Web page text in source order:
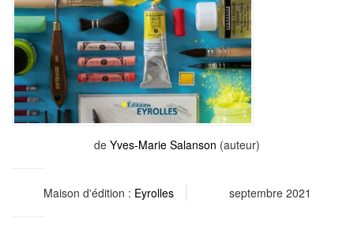
de Yves-Marie Salanson (auteur)
Maison d'édition : Eyrolles septembre 2021